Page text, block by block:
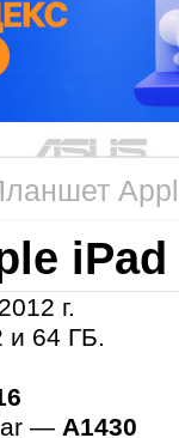
iPad
г.
и 64 ГБ.
— A1430